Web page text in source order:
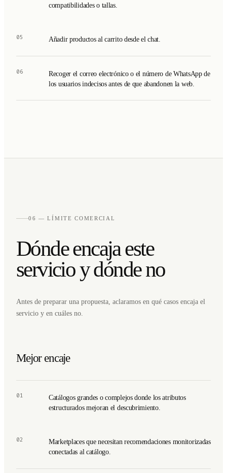
compatibilidades o tallas.
05 Añadir productos al carrito desde el chat.
06
Recoger el correo electrónico o el número de WhatsApp de
los usuarios indecisos antes de que abandonen la web.
06 — LÍMITE COMERCIAL
Dónde encaja este
servicio y dónde no
Antes de preparar una propuesta, aclaramos en qué casos encaja el
servicio y en cuáles no.
Mejor encaje
01
Catálogos grandes o complejos donde los atributos
estructurados mejoran el descubrimiento.
02
Marketplaces que necesitan recomendaciones monitorizadas
conectadas al catálogo.